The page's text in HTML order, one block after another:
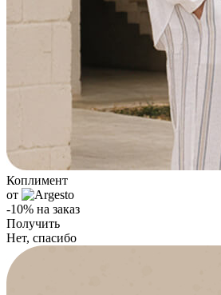
Коплимент
от
-10% на заказ
Получить
Нет, спасибо